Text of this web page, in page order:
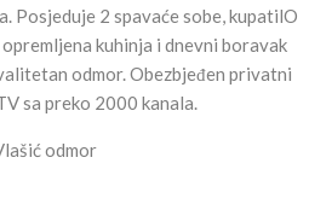
Posjeduje 2 spavaće sobe, kupatilO
kuhinja i dnevni boravak
odmor. Obezbjeđen privatni
sa preko 2000 kanala.
odmor